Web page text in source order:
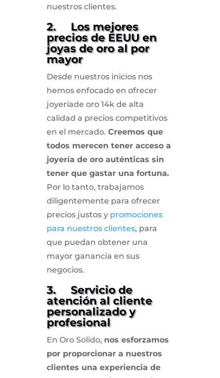
nuestros clientes.
2. Los mejores
precios de EEUU en
joyas de oro al por
mayor
Desde nuestros inicios nos
hemos enfocado en ofrecer
joyeríade oro 14k de alta
calidad a precios competitivos
en el mercado. Creemos que
todos merecen tener acceso a
joyería de oro auténticas sin
tener que gastar una fortuna.
Por lo tanto, trabajamos
diligentemente para ofrecer
precios justos y promociones
para nuestros clientes, para
que puedan obtener una
mayor ganancia en sus
negocios.
3. Servicio de
atención al cliente
personalizado y
profesional
En Oro Solido, nos esforzamos
por proporcionar a nuestros
clientes una experiencia de